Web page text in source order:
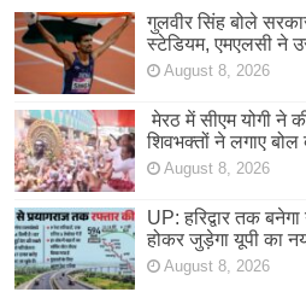
गुलवीर सिंह बोले
स्टेडियम, एमएलसी ने
August 8, 2026
मेरठ में सीएम योगी ने
शिवभक्तों ने लगाए बोल
August 8, 2026
UP: हरिद्वार तक
होकर जुड़ेगा यूपी का
August 8, 2026